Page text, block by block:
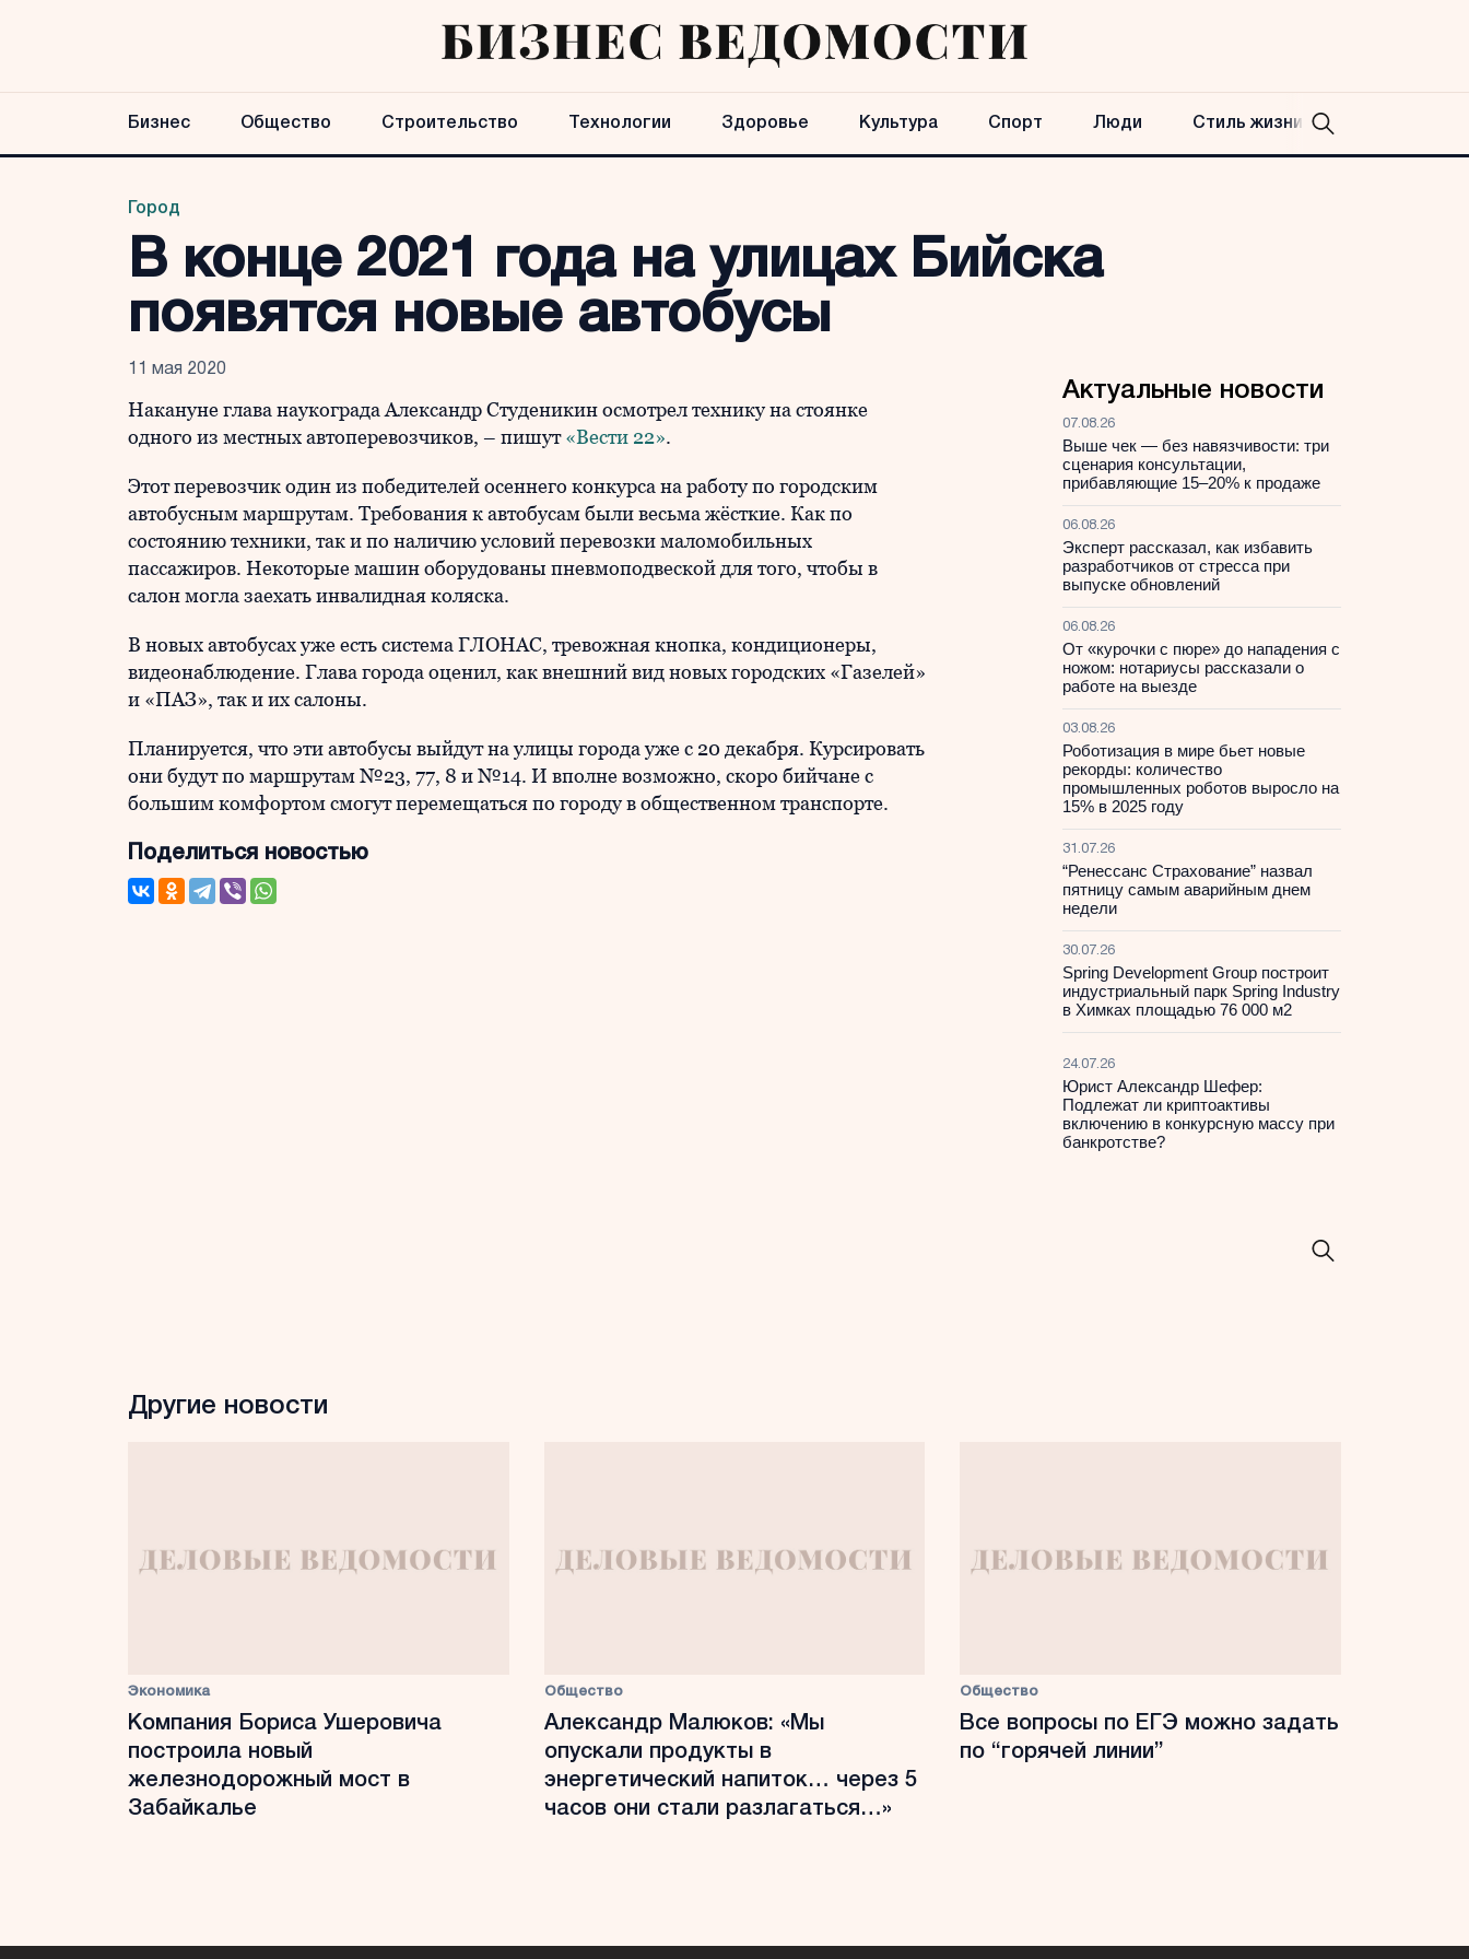
Бизнес Общество Строительство Технологии Здоровье Культура Спорт Люди Стиль жизни
Город
В конце 2021 года на улицах Бийска
появятся новые автобусы
11 мая 2020
Накануне глава наукограда Александр Студеникин осмотрел технику на стоянке
одного из местных автоперевозчиков, – пишут«Вести 22».
Этот перевозчик один из победителей осеннего конкурса на работу по городским
автобусным маршрутам. Требования к автобусам были весьма жёсткие. Как по
состоянию техники, так и по наличию условий перевозки маломобильных
пассажиров. Некоторые машин оборудованы пневмоподвеской для того, чтобы в
салон могла заехать инвалидная коляска.
В новых автобусах уже есть система ГЛОНАС, тревожная кнопка, кондиционеры,
видеонаблюдение. Глава города оценил, как внешний вид новых городских «Газелей»
и «ПАЗ», так и их салоны.
Планируется, что эти автобусы выйдут на улицы города уже с 20 декабря. Курсировать
они будут по маршрутам №23, 77, 8 и №14. И вполне возможно, скоро бийчане с
большим комфортом смогут перемещаться по городу в общественном транспорте.
Поделиться новостью
Актуальные новости
07.08.26
Выше чек — без навязчивости: три
сценария консультации,
прибавляющие 15–20% к продаже
06.08.26
Эксперт рассказал, как избавить
разработчиков от стресса при
выпуске обновлений
06.08.26
От «курочки с пюре» до нападения с
ножом: нотариусы рассказали о
работе на выезде
03.08.26
Роботизация в мире бьет новые
рекорды: количество
промышленных роботов выросло на
15% в 2025 году
31.07.26
“Ренессанс Страхование” назвал
пятницу самым аварийным днем
недели
30.07.26
Spring Development Group построит
индустриальный парк Spring Industry
в Химках площадью 76 000 м2
24.07.26
Юрист Александр Шефер:
Подлежат ли криптоактивы
включению в конкурсную массу при
банкротстве?
Другие новости
Экономика
Компания Бориса Ушеровича
построила новый
железнодорожный мост в
Забайкалье
Общество
Александр Малюков: «Мы
опускали продукты в
энергетический напиток… через 5
часов они стали разлагаться…»
Общество
Все вопросы по ЕГЭ можно задать
по “горячей линии”